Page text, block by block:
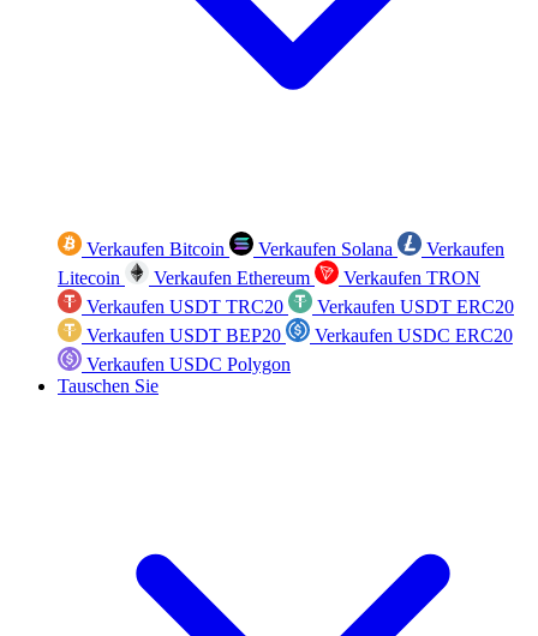
Verkaufen Bitcoin Verkaufen Solana
Verkaufen
Litecoin
Verkaufen Ethereum
Verkaufen TRON
Verkaufen USDT TRC20
Verkaufen USDT ERC20
Verkaufen USDT BEP20
Verkaufen USDC ERC20
Verkaufen USDC Polygon
Tauschen Sie